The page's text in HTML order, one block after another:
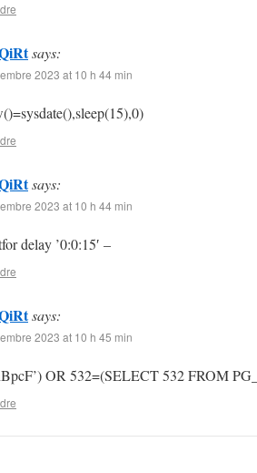
says:
2023 at 10 h 44 min
says:
2023 at 10 h 44 min
delay ’0:0:15′ –
says:
2023 at 10 h 45 min
OR 532=(SELECT 532 FROM